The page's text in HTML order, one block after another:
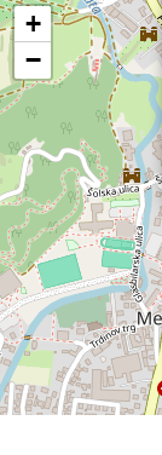
+
−